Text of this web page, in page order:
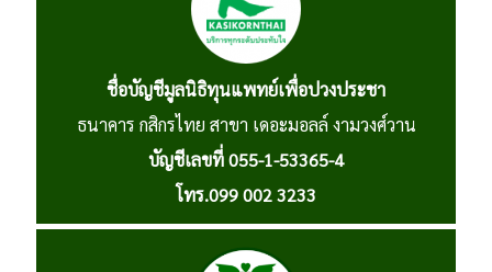
ชื่อบัญชีมูลนิธิทุนแพทย์เพื่อปวงประชา
ธนาคาร กสิกรไทย สาขา เดอะมอลล์ งามวงศ์วาน
บัญชีเลขที่ 055-1-53365-4
โทร.099 002 3233